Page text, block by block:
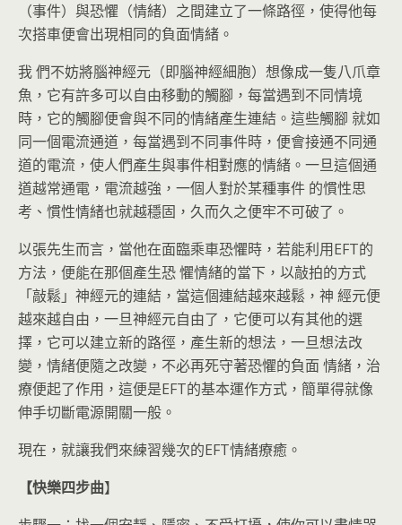
（事件）與恐懼（情緒）之間建立了一條路徑，使得他每
次搭車便會出現相同的負面情緒。
我 們不妨將腦神經元（即腦神經細胞）想像成一隻八爪章
魚，它有許多可以自由移動的觸腳，每當遇到不同情境
時，它的觸腳便會與不同的情緒產生連結。這些觸腳 就如
同一個電流通道，每當遇到不同事件時，便會接通不同通
道的電流，使人們產生與事件相對應的情緒。一旦這個通
道越常通電，電流越強，一個人對於某種事件 的慣性思
考、慣性情緒也就越穩固，久而久之便牢不可破了。
以張先生而言，當他在面臨乘車恐懼時，若能利用EFT的
方法，便能在那個產生恐 懼情緒的當下，以敲拍的方式
「敲鬆」神經元的連結，當這個連結越來越鬆，神 經元便
越來越自由，一旦神經元自由了，它便可以有其他的選
擇，它可以建立新的路徑，產生新的想法，一旦想法改
變，情緒便隨之改變，不必再死守著恐懼的負面 情緒，治
療便起了作用，這便是EFT的基本運作方式，簡單得就像
伸手切斷電源開關一般。
現在，就讓我們來練習幾次的EFT情緒療癒。
【快樂四步曲】